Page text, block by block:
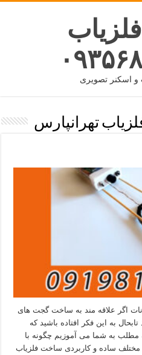
اسکنر تصویری
تهرانپارس
اگر علاقه مند به ساخت گجت های
به این فکر افتاده باشید که
مطلب به شما می آموزیم چگونه با
ساده و کاربردی ساخت فلزیاب